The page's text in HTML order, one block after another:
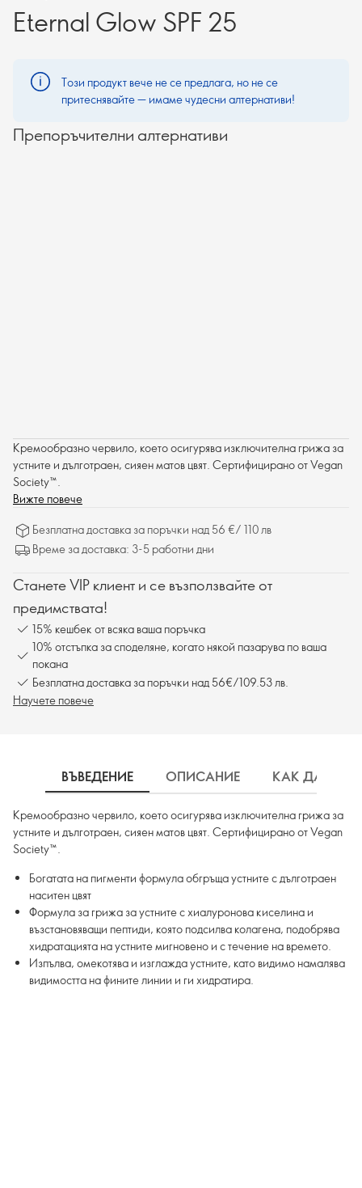
Eternal Glow SPF 25
Този продукт вече не се предлага, но не се
притеснявайте — имаме чудесни алтернативи!
Препоръчителни алтернативи
Кремообразно червило, което осигурява изключителна грижа за
устните и дълготраен, сияен матов цвят. Сертифицирано от Vegan
Society™.
Вижте повече
Безплатна доставка за поръчки над 56 €/ 110 лв
Време за доставка: 3-5 работни дни
Станете VIP клиент и се възползвайте от
предимствата!
15% кешбек от всяка ваша поръчка
10% отстъпка за споделяне, когато някой пазарува по ваша
покана
Безплатна доставка за поръчки над 56€/109.53 лв.
Научете повече
ВЪВЕДЕНИЕ ОПИСАНИЕ КАК ДА
Кремообразно червило, което осигурява изключителна грижа за
устните и дълготраен, сияен матов цвят. Сертифицирано от Vegan
Society™.
Богатата на пигменти формула обгръща устните с дълготраен
наситен цвят
Формула за грижа за устните с хиалуронова киселина и
възстановяващи пептиди, която подсилва колагена, подобрява
хидратацията на устните мигновено и с течение на времето.
Изпълва, омекотява и изглажда устните, като видимо намалява
видимостта на фините линии и ги хидратира.